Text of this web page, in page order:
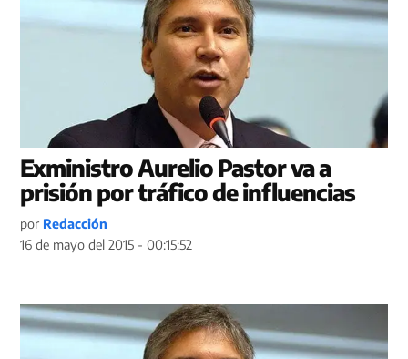
Exministro Aurelio Pastor va a
prisión por tráfico de influencias
por Redacción
16 de mayo del 2015 - 00:15:52